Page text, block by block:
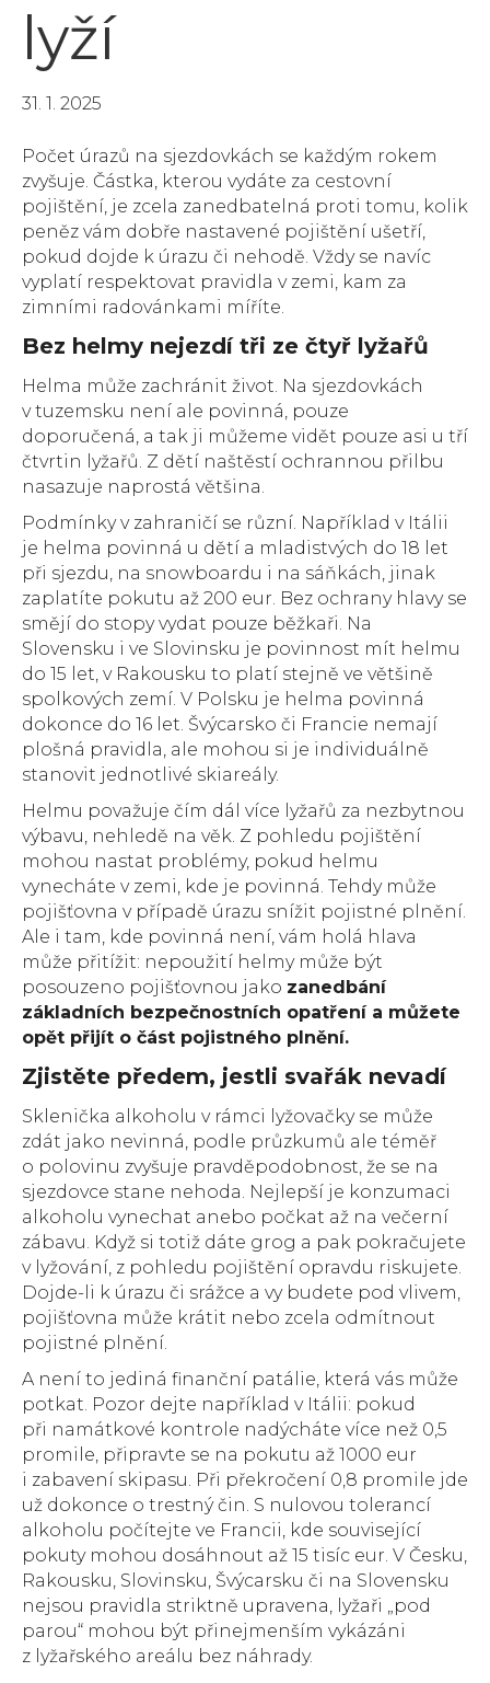
lyží
31. 1. 2025
Počet úrazů na sjezdovkách se každým rokem
zvyšuje. Částka, kterou vydáte za cestovní
pojištění, je zcela zanedbatelná proti tomu, kolik
peněz vám dobře nastavené pojištění ušetří,
pokud dojde k úrazu či nehodě. Vždy se navíc
vyplatí respektovat pravidla v zemi, kam za
zimními radovánkami míříte.
Bez helmy nejezdí tři ze čtyř lyžařů
Helma může zachránit život. Na sjezdovkách
v tuzemsku není ale povinná, pouze
doporučená, a tak ji můžeme vidět pouze asi u tří
čtvrtin lyžařů. Z dětí naštěstí ochrannou přilbu
nasazuje naprostá většina.
Podmínky v zahraničí se různí. Například v Itálii
je helma povinná u dětí a mladistvých do 18 let
při sjezdu, na snowboardu i na sáňkách, jinak
zaplatíte pokutu až 200 eur. Bez ochrany hlavy se
smějí do stopy vydat pouze běžkaři. Na
Slovensku i ve Slovinsku je povinnost mít helmu
do 15 let, v Rakousku to platí stejně ve většině
spolkových zemí. V Polsku je helma povinná
dokonce do 16 let. Švýcarsko či Francie nemají
plošná pravidla, ale mohou si je individuálně
stanovit jednotlivé skiareály.
Helmu považuje čím dál více lyžařů za nezbytnou
výbavu, nehledě na věk. Z pohledu pojištění
mohou nastat problémy, pokud helmu
vynecháte v zemi, kde je povinná. Tehdy může
pojišťovna v případě úrazu snížit pojistné plnění.
Ale i tam, kde povinná není, vám holá hlava
může přitížit: nepoužití helmy může být
posouzeno pojišťovnou jako zanedbání
základních bezpečnostních opatření a můžete
opět přijít o část pojistného plnění.
Zjistěte předem, jestli svařák nevadí
Sklenička alkoholu v rámci lyžovačky se může
zdát jako nevinná, podle průzkumů ale téměř
o polovinu zvyšuje pravděpodobnost, že se na
sjezdovce stane nehoda. Nejlepší je konzumaci
alkoholu vynechat anebo počkat až na večerní
zábavu. Když si totiž dáte grog a pak pokračujete
v lyžování, z pohledu pojištění opravdu riskujete.
Dojde-li k úrazu či srážce a vy budete pod vlivem,
pojišťovna může krátit nebo zcela odmítnout
pojistné plnění.
A není to jediná finanční patálie, která vás může
potkat. Pozor dejte například v Itálii: pokud
při namátkové kontrole nadýcháte více než 0,5
promile, připravte se na pokutu až 1000 eur
i zabavení skipasu. Při překročení 0,8 promile jde
už dokonce o trestný čin. S nulovou tolerancí
alkoholu počítejte ve Francii, kde související
pokuty mohou dosáhnout až 15 tisíc eur. V Česku,
Rakousku, Slovinsku, Švýcarsku či na Slovensku
nejsou pravidla striktně upravena, lyžaři „pod
parou“ mohou být přinejmenším vykázáni
z lyžařského areálu bez náhrady.